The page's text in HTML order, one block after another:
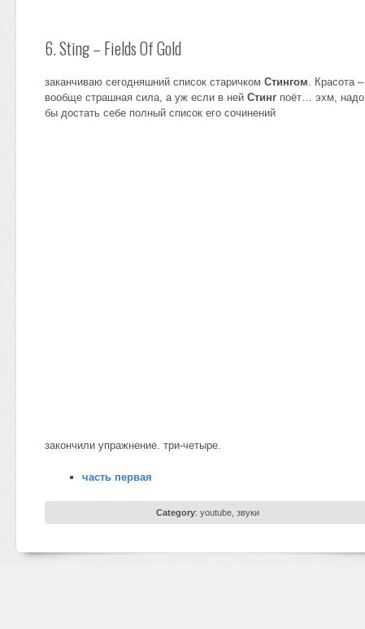
6. Sting – Fields Of Gold
заканчиваю сегодняшний список старичком Стингом. Красота –
вообще страшная сила, а уж если в ней Стинг поёт… эхм, надо
бы достать себе полный список его сочинений
закончили упражнение. три-четыре.
часть первая
Category: youtube, звуки